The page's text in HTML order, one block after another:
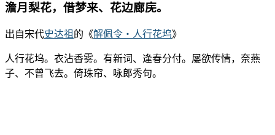
澹月梨花，借梦来、花边廊庑。
出自宋代史达祖 的《解佩令・人行花坞》
人行花坞。衣沾香雾。有新词、逢春分付。屡欲传情，奈燕
子、不曾飞去。倚珠帘、咏郎秀句。